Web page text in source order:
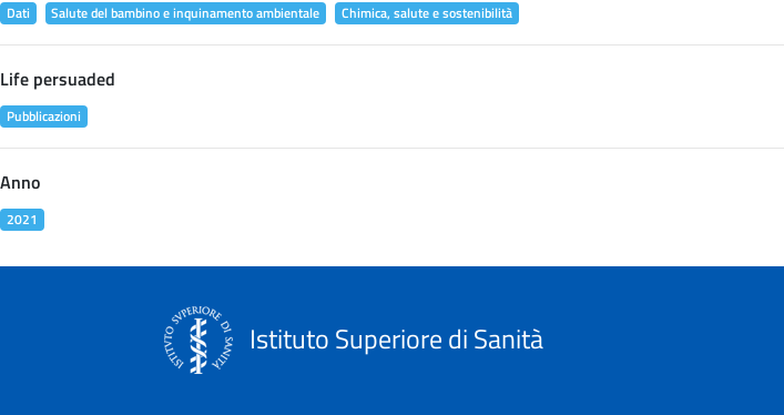
Dati Salute del bambino e inquinamento ambientale Chimica, salute e sostenibilità
Life persuaded
Pubblicazioni
Anno
2021
Istituto Superiore di Sanità